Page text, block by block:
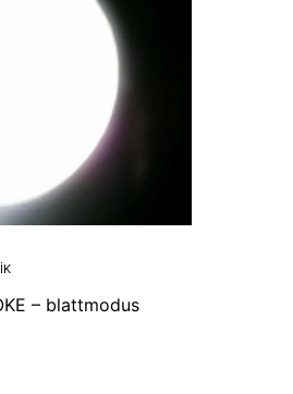
– blattmodus